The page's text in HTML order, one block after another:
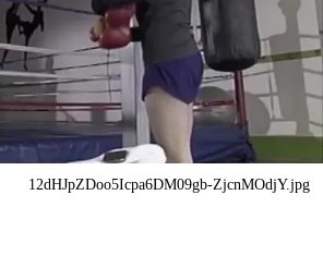
12dHJpZDoo5Icpa6DM09gb-ZjcnMOdjY.jpg